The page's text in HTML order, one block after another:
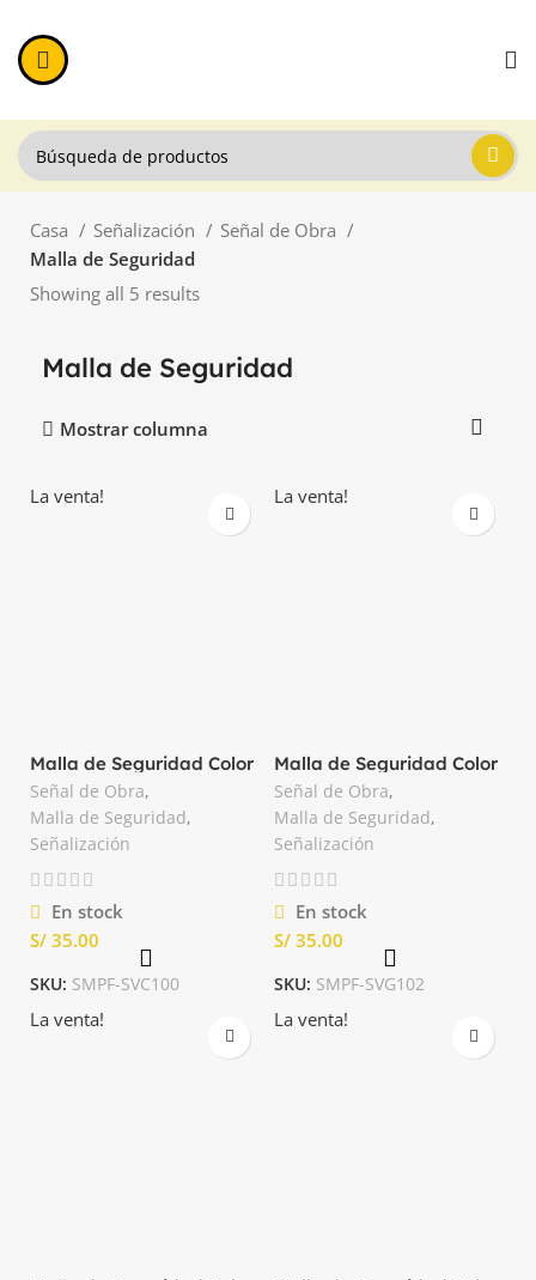
Casa Señalización
Señal de Obra
Malla de Seguridad
Showing all 5 results
Malla de Seguridad
Mostrar columna
La venta!
Malla de Seguridad Color
Anaranjado de 50yds
Anluc
Señal de Obra,
Malla de Seguridad,
Señalización
En stock
S/
SKU: SMPF-SVC100
La venta!
Malla de Seguridad Color
Anaranjado de 50yds
Galo
Señal de Obra,
Malla de Seguridad,
Señalización
En stock
S/
SKU: SMPF-SVG102
La venta! La venta!